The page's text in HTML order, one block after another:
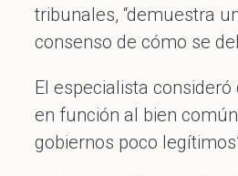
tribunales, “demuestra
consenso de cómo se
El especialista
en función al bien
gobiernos poco